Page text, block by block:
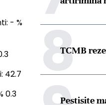
- %
42.7
0.3
8
TCMB
Pestisite